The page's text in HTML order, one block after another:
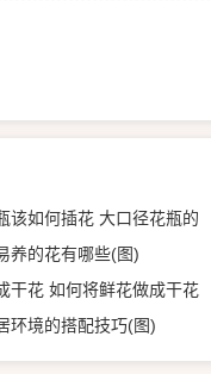
该如何插花 大口径花瓶的
养的花有哪些(图)
干花 如何将鲜花做成干花
环境的搭配技巧(图)